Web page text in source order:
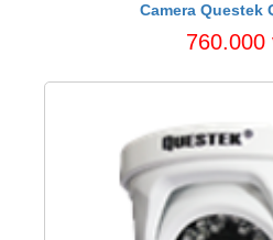
Camera Questek
760.000